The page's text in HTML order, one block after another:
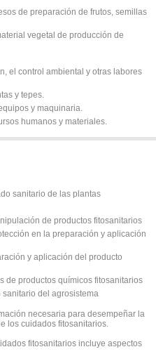
de preparación de frutos, semillas
vegetal de producción de
el control ambiental y otras labores
y tepes.
y maquinaria.
humanos y materiales.
sanitario de las plantas
de productos fitosanitarios
en la preparación y aplicación
y aplicación del producto
de productos químicos fitosanitarios
del agrosistema
necesaria para desempeñar la
los cuidados fitosanitarios.
fitosanitarios incluye aspectos